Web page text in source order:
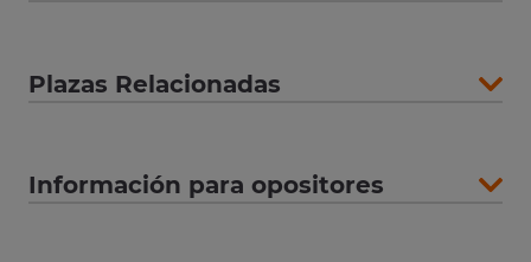
Plazas Relacionadas
Información para opositores